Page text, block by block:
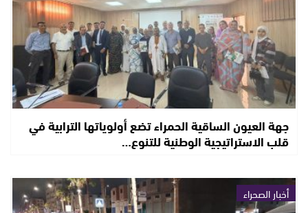
جهة العيون الساقية الحمراء تضع أولوياتها الترابية في
قلب الاستراتيجية الوطنية للتنوع…
أخبار الصحراء